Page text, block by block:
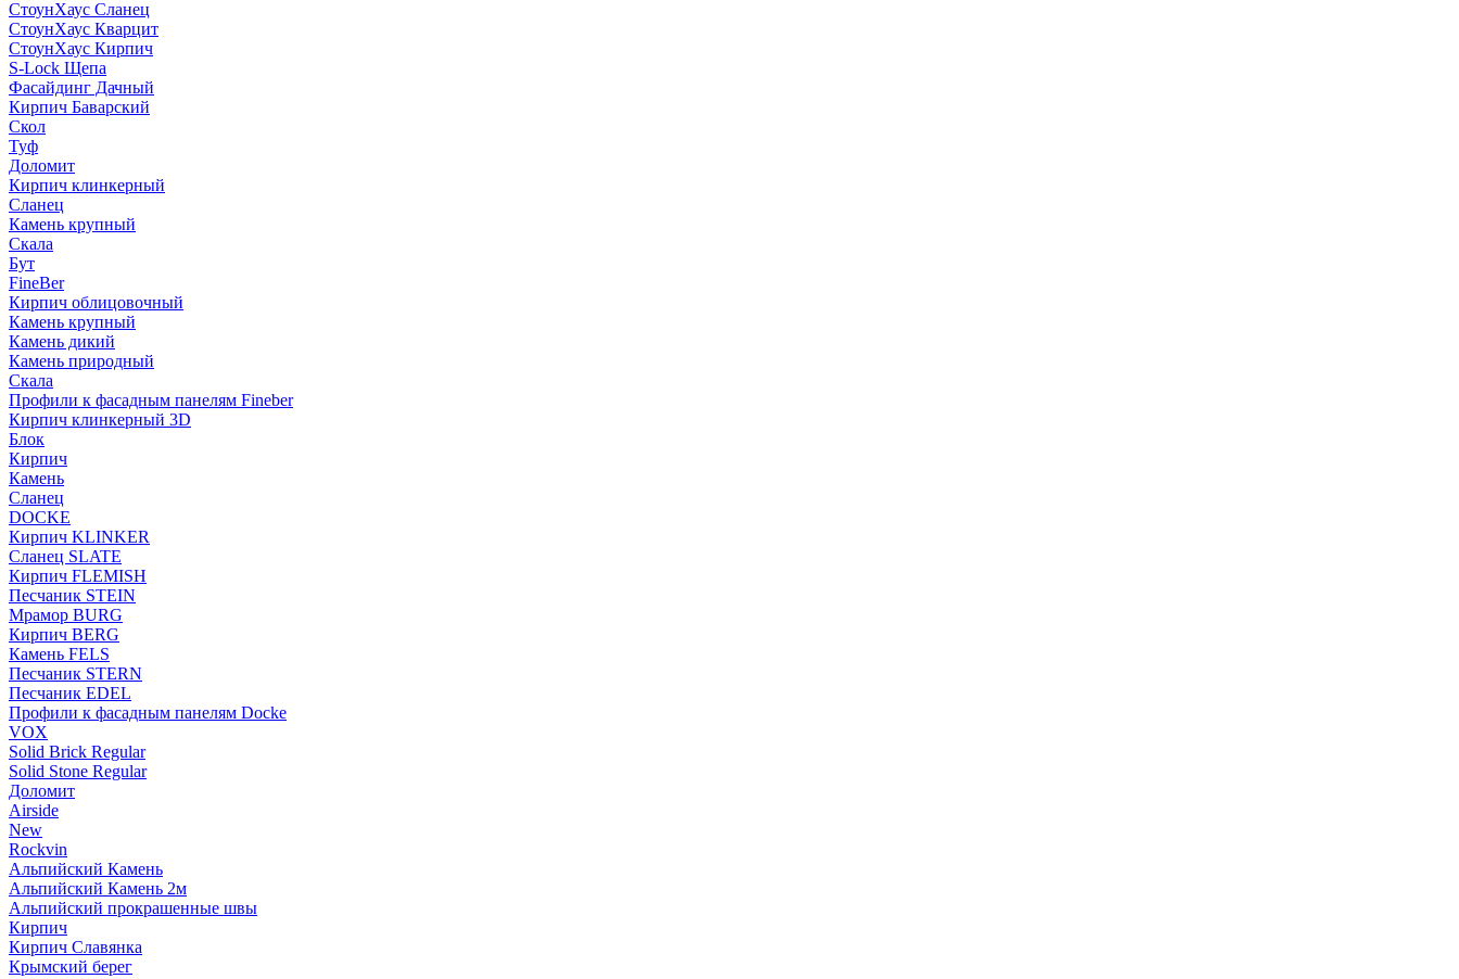
СтоунХаус Сланец
СтоунХаус Кварцит
СтоунХаус Кирпич
S-Lock Щепа
Фасайдинг Дачный
Кирпич Баварский
Скол
Туф
Доломит
Кирпич клинкерный
Сланец
Камень крупный
Скала
Бут
FineBer
Кирпич облицовочный
Камень крупный
Камень дикий
Камень природный
Скала
Профили к фасадным панелям Fineber
Кирпич клинкерный 3D
Блок
Кирпич
Камень
Сланец
DOCKE
Кирпич KLINKER
Сланец SLATE
Кирпич FLEMISH
Пес­ча­ник STEIN
Мрамор BURG
Кирпич BERG
Камень FELS
Пес­ча­ник STERN
Пес­ча­ник EDEL
Профили к фасадным панелям Docke
VOX
Solid Brick Regular
Solid Stone Regular
Доломит
Airside
New
Rockvin
Альпийский Камень
Альпийский Камень 2м
Альпийский прокрашенные швы
Кирпич
Кирпич Славянка
Крымский берег